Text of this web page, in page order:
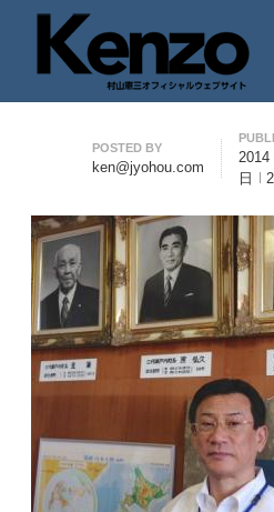
七転八起 – 村山憲三
村山憲三ウェブサイト
Author
POSTED BY
ken@jyohou.com
2014
日